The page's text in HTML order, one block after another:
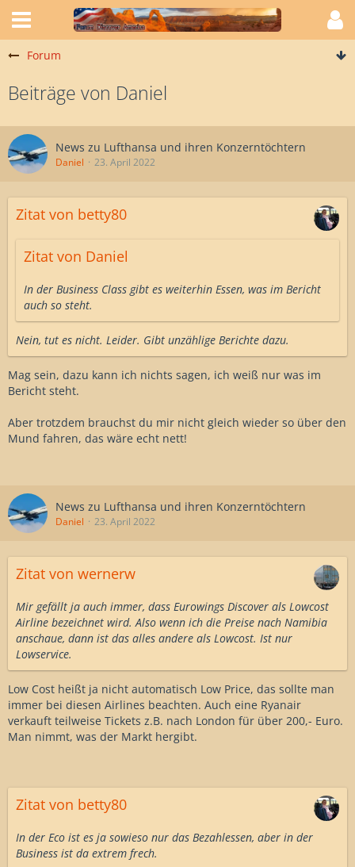
Forum
Beiträge von Daniel
News zu Lufthansa und ihren Konzerntöchtern
Daniel 23. April 2022
Zitat von betty80
Zitat von Daniel
In der Business Class gibt es weiterhin Essen, was im Bericht
auch so steht.
Nein, tut es nicht. Leider. Gibt unzählige Berichte dazu.
Mag sein, dazu kann ich nichts sagen, ich weiß nur was im
Bericht steht.
Aber trotzdem brauchst du mir nicht gleich wieder so über den
Mund fahren, das wäre echt nett!
News zu Lufthansa und ihren Konzerntöchtern
Daniel 23. April 2022
Zitat von wernerw
Mir gefällt ja auch immer, dass Eurowings Discover als Lowcost
Airline bezeichnet wird. Also wenn ich die Preise nach Namibia
anschaue, dann ist das alles andere als Lowcost. Ist nur
Lowservice.
Low Cost heißt ja nicht automatisch Low Price, das sollte man
immer bei diesen Airlines beachten. Auch eine Ryanair
verkauft teilweise Tickets z.B. nach London für über 200,- Euro.
Man nimmt, was der Markt hergibt.
Zitat von betty80
In der Eco ist es ja sowieso nur das Bezahlessen, aber in der
Business ist da extrem frech.